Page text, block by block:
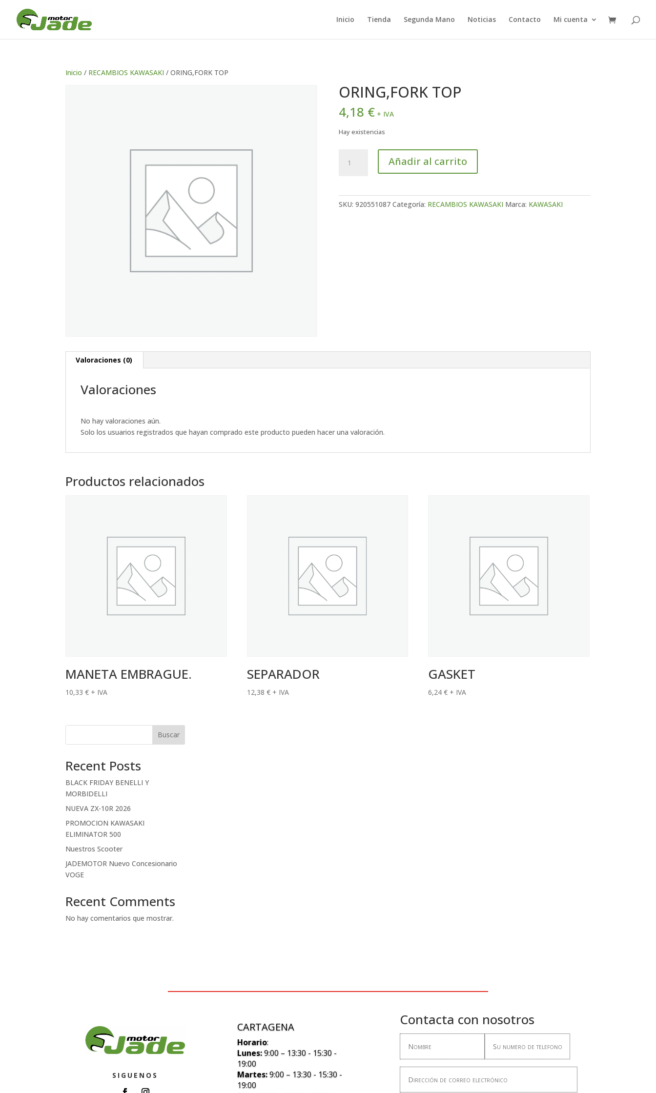
Inicio Tienda Segunda Mano Noticias Contacto Mi cuenta
Inicio / RECAMBIOS KAWASAKI / ORING,FORK TOP
ORING,FORK TOP
4,18 € + IVA
Hay existencias
TOP
Añadir al carrito
SKU: 920551087 Categoría: RECAMBIOS KAWASAKI Marca: KAWASAKI
Valoraciones (0)
Valoraciones
No hay valoraciones aún.
Solo los usuarios registrados que hayan comprado este producto pueden hacer una valoración.
Productos relacionados
MANETA EMBRAGUE.
10,33€ + IVA
SEPARADOR
12,38 € + IVA
GASKET
6,24€ + IVA
Buscar
Recent Posts
BLACK FRIDAY BENELLI Y
MORBIDELLI
NUEVA ZX-10R 2026
PROMOCION KAWASAKI
ELIMINATOR 500
Nuestros Scooter
JADEMOTOR Nuevo Concesionario
VOGE
Recent Comments
No hay comentarios que mostrar.
SIGUENOS
CARTAGENA
Horario:
Lunes:9:00 – 13:30 - 15:30 -
19:00
Martes:9:00 – 13:30 - 15:30 -
19:00
Contacta con nosotros